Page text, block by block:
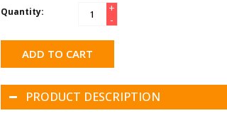
Quantity:
+
-
ADD TO CART
PRODUCT DESCRIPTION